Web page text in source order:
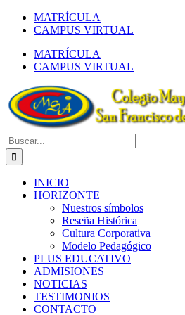
Saltar
MATRÍCULA
CAMPUS VIRTUAL
MATRÍCULA
CAMPUS VIRTUAL
Buscar:
INICIO
HORIZONTE
Nuestros símbolos
Reseña Histórica
Cultura Corporativa
Modelo Pedagógico
PLUS EDUCATIVO
ADMISIONES
NOTICIAS
TESTIMONIOS
CONTACTO